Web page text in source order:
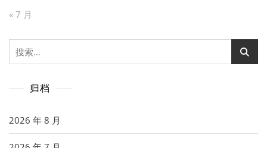
« 7 月
搜
索：
归档
2026 年 8 月